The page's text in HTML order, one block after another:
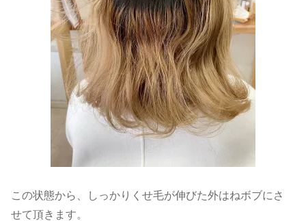
この状態から、しっかりくせ毛が伸びた外はねボブにさ
せて頂きます。